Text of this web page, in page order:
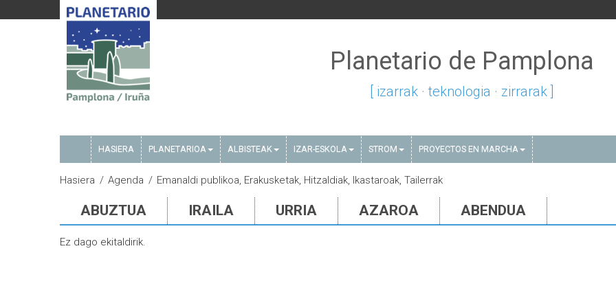
Planetario de Pamplona
[ izarrak · teknologia · zirrarak ]
HASIERA PLANETARIOA ALBISTEAK IZAR-ESKOLA STROM PROYECTOS EN MARCHA
Hasiera Agenda Emanaldi publikoa, Erakusketak, Hitzaldiak, Ikastaroak, Tailerrak
ABUZTUA IRAILA URRIA AZAROA ABENDUA
Ez dago ekitaldirik.